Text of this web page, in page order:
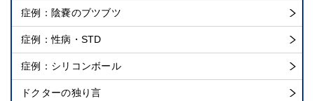
症例：陰嚢のブツブツ
症例：性病・STD
症例：シリコンボール
ドクターの独り言